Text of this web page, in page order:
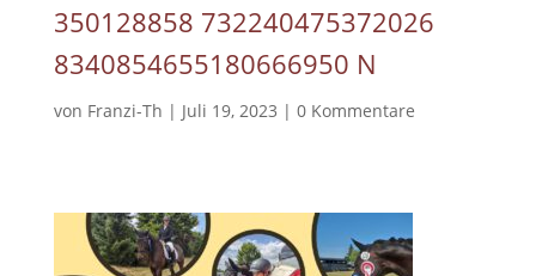
350128858 732240475372026
8340854655180666950 N
von Franzi-Th | Juli 19, 2023 | 0 Kommentare